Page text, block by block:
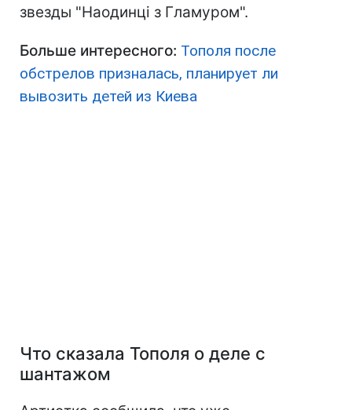
звезды "Наодинці з Гламуром".
Больше интересного: Тополя после
обстрелов призналась, планирует ли
вывозить детей из Киева
Что сказала Тополя о деле с
шантажом